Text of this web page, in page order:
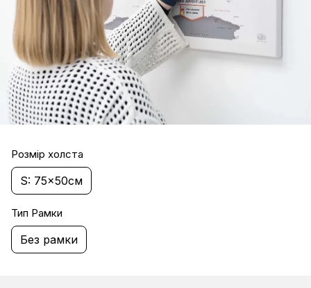
Розмір холста
S: 75x50см
Тип Рамки
Без рамки